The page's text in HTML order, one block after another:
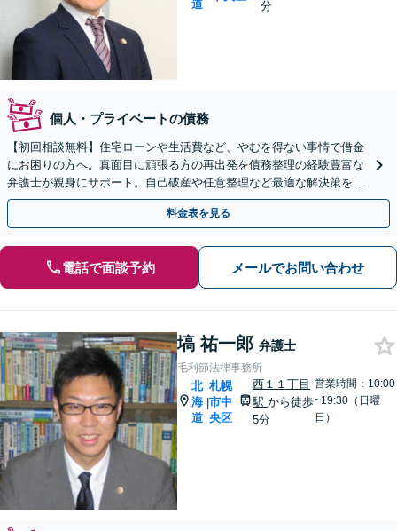
道 分
個人・プライベートの債務
【初回相談無料】住宅ローンや生活費など、やむを得ない事情で借金
にお困りの方へ。真面目に頑張る方の再出発を債務整理の経験豊富な
弁護士が親身にサポート。自己破産や任意整理など最適な解決策をご
提案します。地下鉄駅徒歩５分。まずはご相談ください。
料金表を見る
電話で面談予約 メールでお問い合わせ
塙 祐一郎 弁護士
毛利節法律事務所
北
海
道
|
札幌
市中
央区
西１１丁目
駅から徒歩
5分
営業時間：10:00
~19:30（日曜
日）